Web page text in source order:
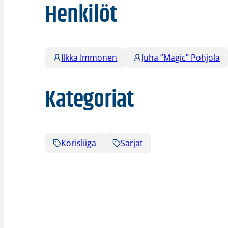
Henkilöt
Ilkka Immonen Juha ”Magic” Pohjola
Kategoriat
Korisliiga Sarjat